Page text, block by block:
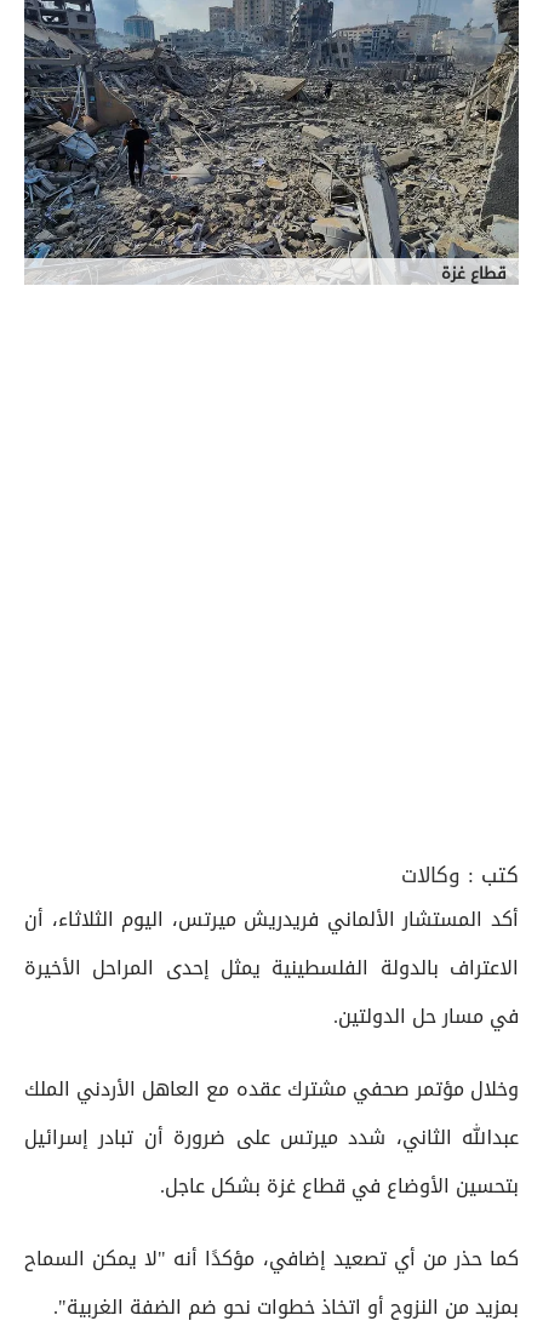
قطاع غزة
كتب : وكالات
أكد المستشار الألماني فريدريش ميرتس، اليوم الثلاثاء، أن
الاعتراف بالدولة الفلسطينية يمثل إحدى المراحل الأخيرة
في مسار حل الدولتين.
وخلال مؤتمر صحفي مشترك عقده مع العاهل الأردني الملك
عبدالله الثاني، شدد ميرتس على ضرورة أن تبادر إسرائيل
بتحسين الأوضاع في قطاع غزة بشكل عاجل.
كما حذر من أي تصعيد إضافي، مؤكدًا أنه "لا يمكن السماح
بمزيد من النزوح أو اتخاذ خطوات نحو ضم الضفة الغربية".